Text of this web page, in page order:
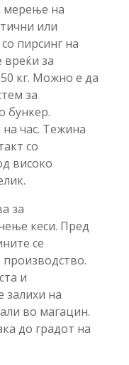
мерење на
или
пирсинг на
за
кг. Можно е да
за
бункер.
час. Тежина
со
високо
за
кеси. Пред
се
и
залихи на
во магацин.
до градот на